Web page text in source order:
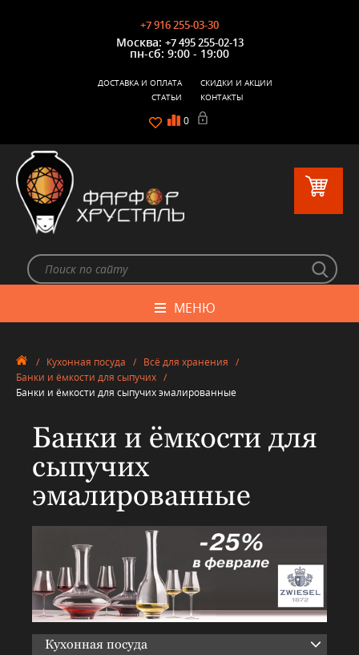
+7 916 255-03-30
Москва: +7 495 255-02-13
пн-сб: 9:00 - 19:00
0
ДОСТАВКА И ОПЛАТА
СКИДКИ И АКЦИИ
СТАТЬИ
КОНТАКТЫ
МЕНЮ
/ Кухонная посуда / Всё для хранения /
Банки и ёмкости для сыпучих /
Банки и ёмкости для сыпучих эмалированные
Банки и ёмкости для
сыпучих
эмалированные
Кухонная посуда